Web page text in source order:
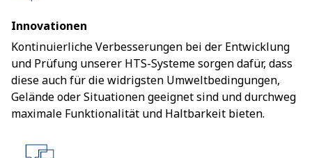
Innovationen
Kontinuierliche Verbesserungen bei der Entwicklung
und Prüfung unserer HTS-Systeme sorgen dafür, dass
diese auch für die widrigsten Umweltbedingungen,
Gelände oder Situationen geeignet sind und durchweg
maximale Funktionalität und Haltbarkeit bieten.